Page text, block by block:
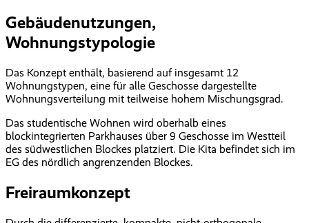
Gebäudenutzungen,
Wohnungstypologie
Das Konzept enthält, basierend auf insgesamt 12
Wohnungstypen, eine für alle Geschosse dargestellte
Wohnungsverteilung mit teilweise hohem Mischungsgrad.
Das studentische Wohnen wird oberhalb eines
blockintegrierten Parkhauses über 9 Geschosse im Westteil
des südwestlichen Blockes platziert. Die Kita befindet sich im
EG des nördlich angrenzenden Blockes.
Freiraumkonzept